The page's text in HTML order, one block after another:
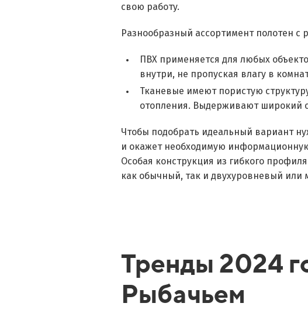
свою работу.
Разнообразный ассортимент полотен
ПВХ применяется для любых
внутри, не пропуская влагу в
Тканевые имеют пористую
отопления. Выдерживают широкий
Чтобы подобрать идеальный вариант
и окажет необходимую
Особая конструкция из гибкого
как обычный, так и двухуровневый или
Тренды 2024
Рыбачьем